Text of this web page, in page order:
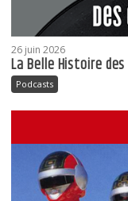
26 juin 2026
La Belle Histoire
Podcasts